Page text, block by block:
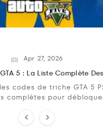
Apr 27, 2026
5 : La Liste Complète
codes de triche GTA 5
complètes pour

